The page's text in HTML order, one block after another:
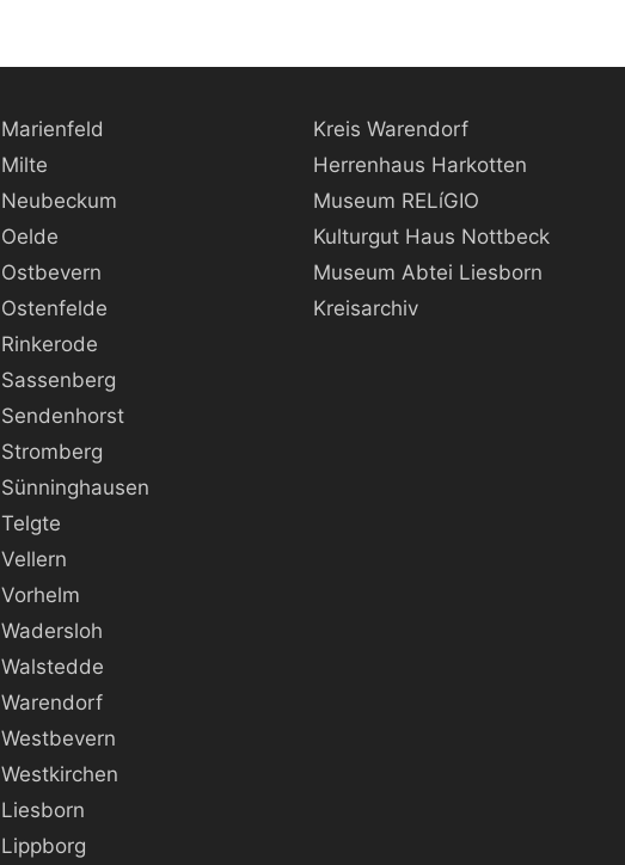
Marienfeld
Milte
Neubeckum
Oelde
Ostbevern
Ostenfelde
Rinkerode
Sassenberg
Sendenhorst
Stromberg
Sünninghausen
Telgte
Vellern
Vorhelm
Wadersloh
Walstedde
Warendorf
Westbevern
Westkirchen
Liesborn
Lippborg
Kreis Warendorf
Herrenhaus Harkotten
Museum RELíGIO
Kulturgut Haus Nottbeck
Museum Abtei Liesborn
Kreisarchiv